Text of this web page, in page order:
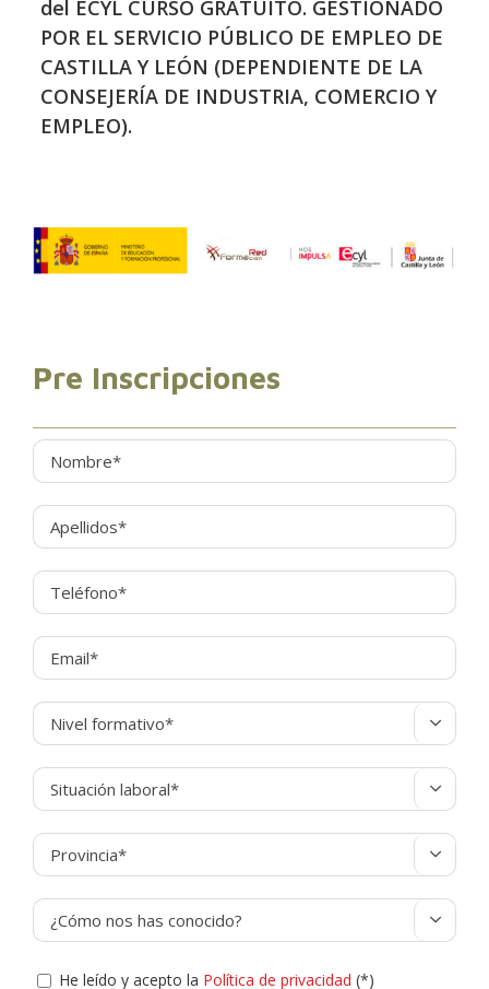
del ECYL CURSO GRATUITO. GESTIONADO
POR EL SERVICIO PÚBLICO DE EMPLEO DE
CASTILLA Y LEÓN (DEPENDIENTE DE LA
CONSEJERÍA DE INDUSTRIA, COMERCIO Y
EMPLEO).
Pre Inscripciones




He leído y acepto la Política de privacidad (*)